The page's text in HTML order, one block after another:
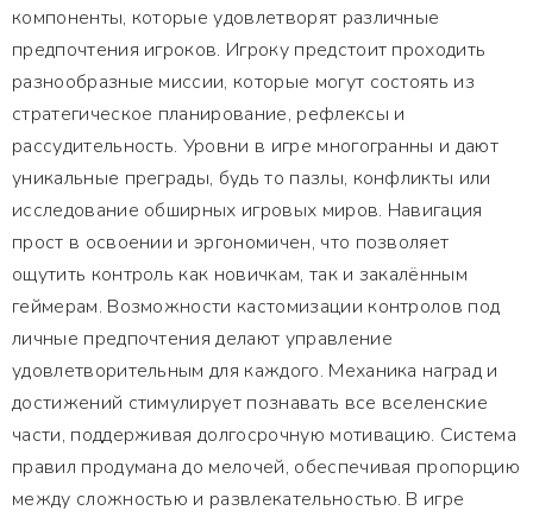
компоненты, которые удовлетворят различные
предпочтения игроков. Игроку предстоит проходить
разнообразные миссии, которые могут состоять из
стратегическое планирование, рефлексы и
рассудительность. Уровни в игре многогранны и дают
уникальные преграды, будь то пазлы, конфликты или
исследование обширных игровых миров. Навигация
прост в освоении и эргономичен, что позволяет
ощутить контроль как новичкам, так и закалённым
геймерам. Возможности кастомизации контролов под
личные предпочтения делают управление
удовлетворительным для каждого. Механика наград и
достижений стимулирует познавать все вселенские
части, поддерживая долгосрочную мотивацию. Система
правил продумана до мелочей, обеспечивая пропорцию
между сложностью и развлекательностью. В игре